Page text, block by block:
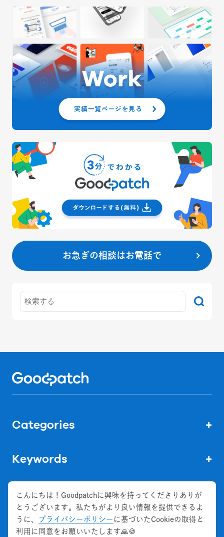
お急ぎの相談はお電話で
Categories +
Keywords +
株式会社グッドパッチ
会社概要
こんにちは！Goodpatchに興味を持ってくださりありが
とうございます。私たちがより良い情報を提供できるよ
うに、
プライバシーポリシー に基づいたCookieの取得と
利用に同意をお願いいたします🙏🍪